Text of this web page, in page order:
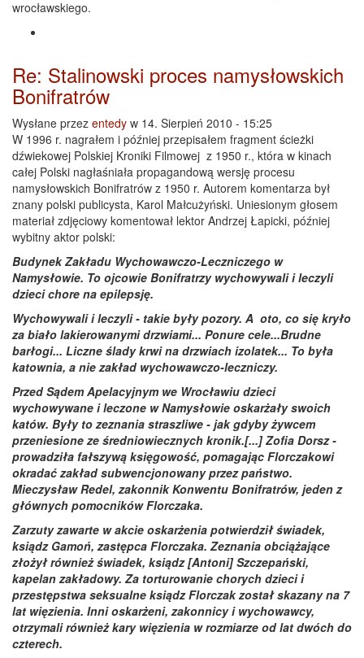
wrocławskiego.
Re: Stalinowski proces namysłowskich
Bonifratrów
Wysłane przez entedy w 14. Sierpień 2010 - 15:25
W 1996 r. nagrałem i później przepisałem fragment ścieżki
dźwiekowej Polskiej Kroniki Filmowej z 1950 r., która w kinach
całej Polski nagłaśniała propagandową wersję procesu
namysłowskich Bonifratrów z 1950 r. Autorem komentarza był
znany polski publicysta, Karol Małcużyński. Uniesionym głosem
materiał zdjęciowy komentował lektor Andrzej Łapicki, później
wybitny aktor polski:
Budynek Zakładu Wychowawczo-Leczniczego w
Namysłowie. To ojcowie Bonifratrzy wychowywali i leczyli
dzieci chore na epilepsję.
Wychowywali i leczyli - takie były pozory. A oto, co się kryło
za biało lakierowanymi drzwiami... Ponure cele...Brudne
barłogi... Liczne ślady krwi na drzwiach izolatek... To była
katownia, a nie zakład wychowawczo-leczniczy.
Przed Sądem Apelacyjnym we Wrocławiu dzieci
wychowywane i leczone w Namysłowie oskarżały swoich
katów. Były to zeznania straszliwe - jak gdyby żywcem
przeniesione ze średniowiecznych kronik.[...] Zofia Dorsz -
prowadziła fałszywą księgowość, pomagając Florczakowi
okradać zakład subwencjonowany przez państwo.
Mieczysław Redel, zakonnik Konwentu Bonifratrów, jeden z
głównych pomocników Florczaka.
Zarzuty zawarte w akcie oskarżenia potwierdził świadek,
ksiądz Gamoń, zastępca Florczaka. Zeznania obciążające
złożył również świadek, ksiądz [Antoni] Szczepański,
kapelan zakładowy. Za torturowanie chorych dzieci i
przestępstwa seksualne ksiądz Florczak został skazany na 7
lat więzienia. Inni oskarżeni, zakonnicy i wychowawcy,
otrzymali również kary więzienia w rozmiarze od lat dwóch do
czterech.